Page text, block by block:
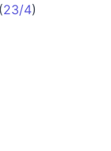
(23/4)